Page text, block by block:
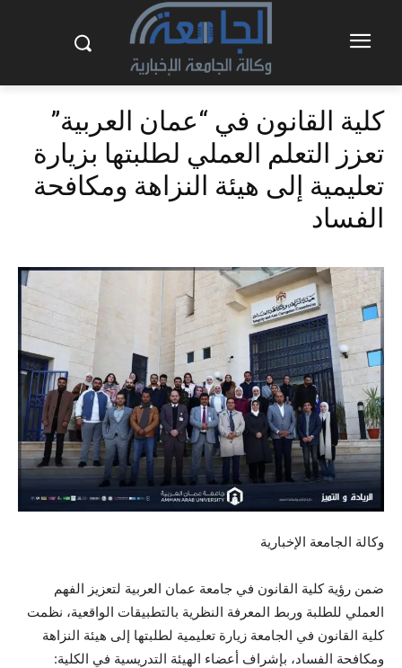
كلية القانون في “عمان العربية”
تعزز التعلم العملي لطلبتها بزيارة
تعليمية إلى هيئة النزاهة ومكافحة
الفساد
وكالة الجامعة الإخبارية
ضمن رؤية كلية القانون في جامعة عمان العربية لتعزيز الفهم
العملي للطلبة وربط المعرفة النظرية بالتطبيقات الواقعية، نظمت
كلية القانون في الجامعة زيارة تعليمية لطلبتها إلى هيئة النزاهة
ومكافحة الفساد، بإشراف أعضاء الهيئة التدريسية في الكلية: